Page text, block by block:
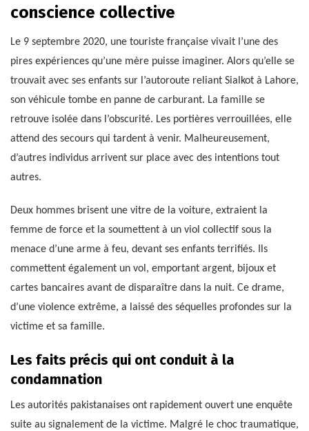
conscience collective
Le 9 septembre 2020, une touriste française vivait l’une des
pires expériences qu’une mère puisse imaginer. Alors qu’elle se
trouvait avec ses enfants sur l’autoroute reliant Sialkot à Lahore,
son véhicule tombe en panne de carburant. La famille se
retrouve isolée dans l’obscurité. Les portières verrouillées, elle
attend des secours qui tardent à venir. Malheureusement,
d’autres individus arrivent sur place avec des intentions tout
autres.
Deux hommes brisent une vitre de la voiture, extraient la
femme de force et la soumettent à un viol collectif sous la
menace d’une arme à feu, devant ses enfants terrifiés. Ils
commettent également un vol, emportant argent, bijoux et
cartes bancaires avant de disparaître dans la nuit. Ce drame,
d’une violence extrême, a laissé des séquelles profondes sur la
victime et sa famille.
Les faits précis qui ont conduit à la
condamnation
Les autorités pakistanaises ont rapidement ouvert une enquête
suite au signalement de la victime. Malgré le choc traumatique,